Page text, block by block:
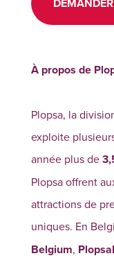
À propos de
Plopsa, la
exploite
année plus de
Plopsa offrent
attractions de
uniques. En
Belgium,